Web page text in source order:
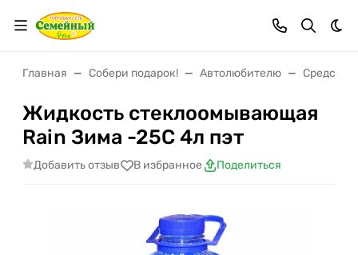
Главная Собери подарок! Автолюбителю Средства
Жидкость стеклоомывающая
Rain Зима -25С 4л пэт
Добавить отзыв В избранное Поделиться